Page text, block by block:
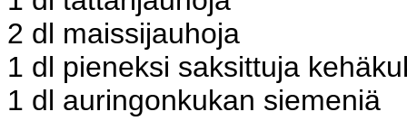
2 dl maissijauhoja
1 dl pieneksi saksittuja
1 dl auringonkukan siemeniä